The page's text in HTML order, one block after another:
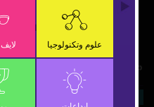
محطات بارزة في تاريخ
علوم وتكنولوجيا